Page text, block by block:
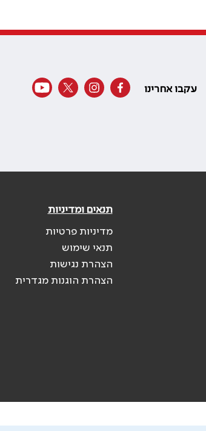
עקבו אחרינו
תנאים ומדיניות
מדיניות פרטיות
תנאי שימוש
הצהרת נגישות
הצהרת הוגנות מגדרית